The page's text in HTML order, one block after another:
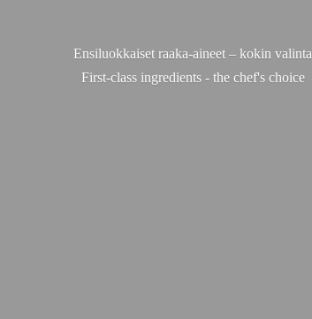
Ensiluokkaiset raaka-aineet – kokin valinta
First-class ingredients - the chef's choice